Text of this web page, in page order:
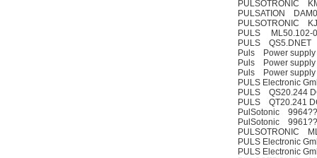
PULSOTRONIC
PULSATION
PULSOTRONIC
PULS ML50.102-
PULS QS5.DNET
Puls Power supply
Puls Power supply
Puls Power supply
PULS Electronic
PULS QS20.244
PULS QT20.241
PulSotonic
PulSotonic
PULSOTRONIC
PULS Electronic
PULS Electronic